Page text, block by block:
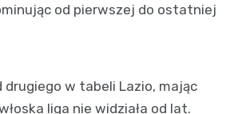
od pierwszej do ostatniej
drugiego w tabeli Lazio, mając
liga nie widziała od lat.